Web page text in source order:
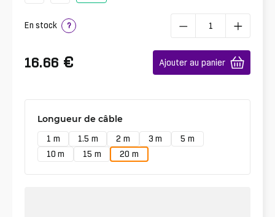
En stock ?
16.66 € Ajouter au panier
Longueur de câble
1 m 1.5 m 2 m 3 m
5 m
10 m
15 m 20 m